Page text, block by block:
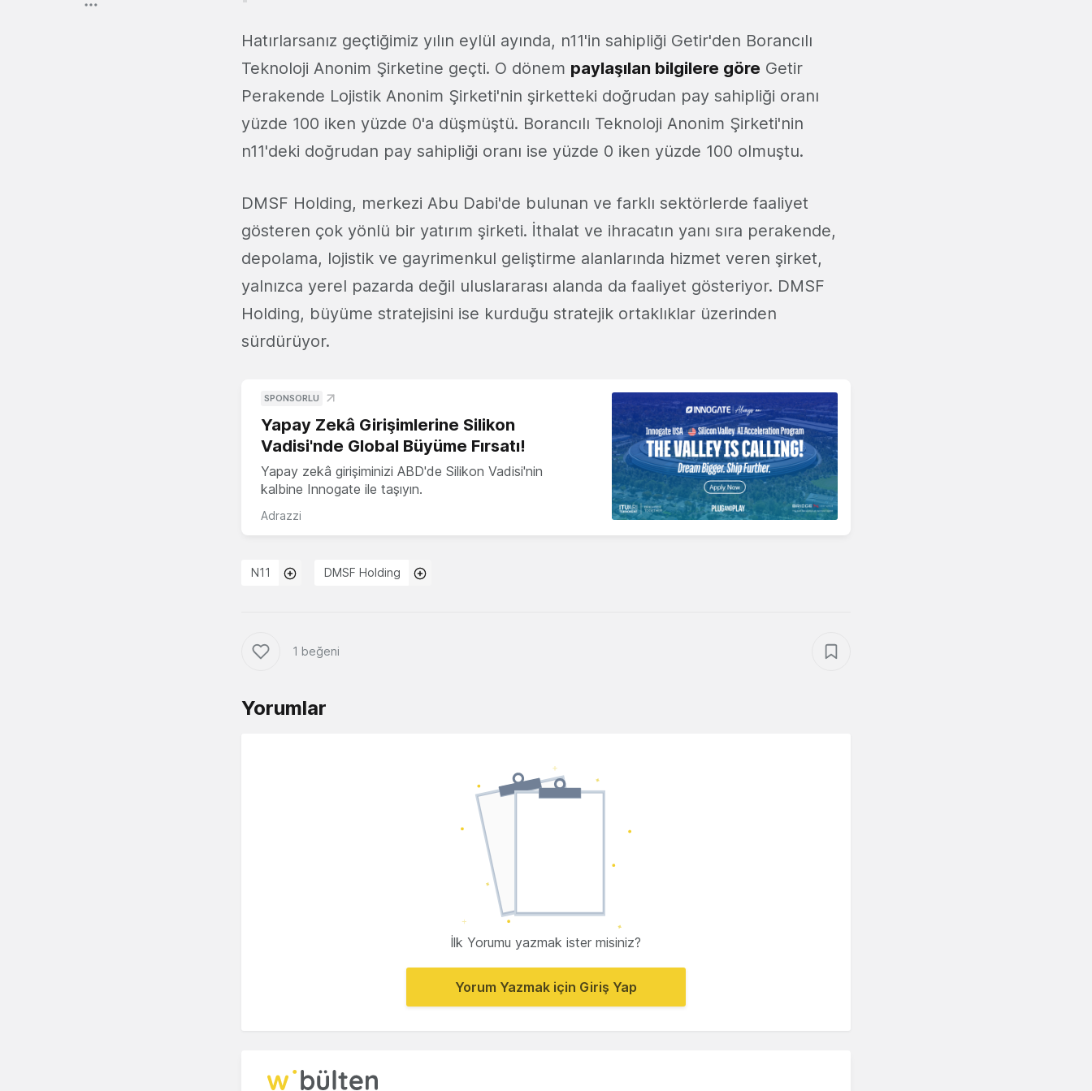
Hatırlarsanız geçtiğimiz yılın eylül ayında, n11'in sahipliği Getir'den Borancılı
Teknoloji Anonim Şirketine geçti. O dönem paylaşılan bilgilere göre Getir
Perakende Lojistik Anonim Şirketi'nin şirketteki doğrudan pay sahipliği oranı
yüzde 100 iken yüzde 0'a düşmüştü. Borancılı Teknoloji Anonim Şirketi'nin
n11'deki doğrudan pay sahipliği oranı ise yüzde 0 iken yüzde 100 olmuştu.
DMSF Holding, merkezi Abu Dabi'de bulunan ve farklı sektörlerde faaliyet
gösteren çok yönlü bir yatırım şirketi. İthalat ve ihracatın yanı sıra perakende,
depolama, lojistik ve gayrimenkul geliştirme alanlarında hizmet veren şirket,
yalnızca yerel pazarda değil uluslararası alanda da faaliyet gösteriyor. DMSF
Holding, büyüme stratejisini ise kurduğu stratejik ortaklıklar üzerinden
sürdürüyor.
SPONSORLU
Yapay Zekâ Girişimlerine Silikon
Vadisi'nde Global Büyüme Fırsatı!
Yapay zekâ girişiminizi ABD'de Silikon Vadisi'nin
kalbine Innogate ile taşıyın.
Adrazzi
N11 DMSF Holding
1 beğeni
Yorumlar
İlk Yorumu yazmak ister misiniz?
Yorum Yazmak için Giriş Yap